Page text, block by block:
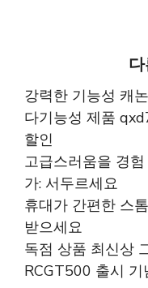
강력한 기능성 캐
다기능성 제품
할인
고급스러움을 경
가: 서두르세요
휴대가 간편한 스
받으세요
독점 상품 최신상
RCGT500 출시